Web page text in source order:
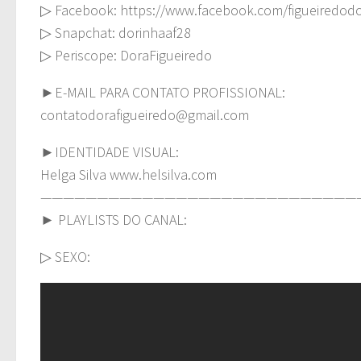
▷ Facebook: https://www.facebook.com/
▷ Snapchat: dorinhaaf28
▷ Periscope: DoraFigueiredo
►E-MAIL PARA CONTATO PROFISSIONAL:
contatodorafigueiredo@gmail.com
►IDENTIDADE VISUAL:
Helga Silva www.helsilva.com
► PLAYLISTS DO CANAL:
▷ SEXO: